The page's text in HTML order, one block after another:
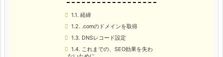
1.1. 経緯
1.2. .comのドメインを取得
1.3. DNSレコード設定
1.4. これまでの、SEO効果を失わ